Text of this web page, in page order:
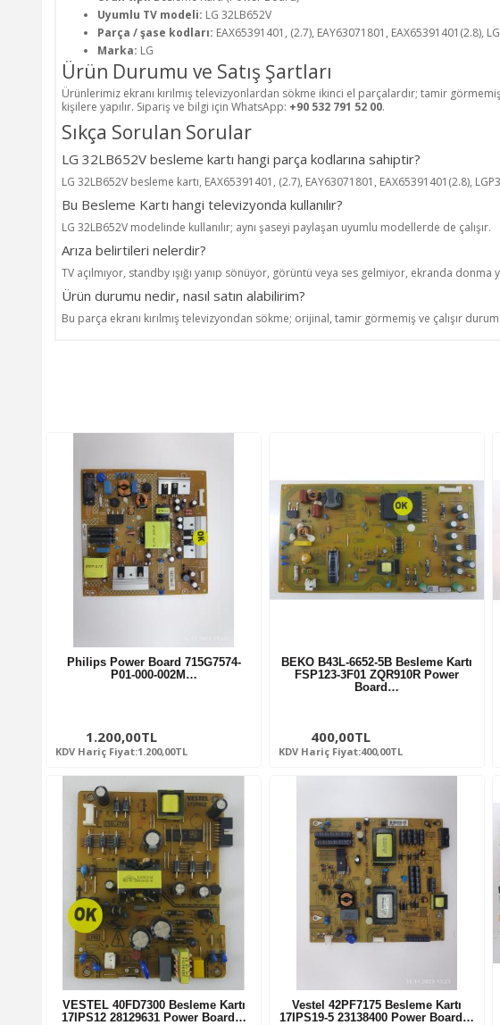
Uyumlu TV modeli: LG 32LB652V
Parça / şase kodları: EAX65391401, (2.7), EAY63071801, EAX65391401(2.8),
Marka: LG
Ürün Durumu ve Satış Şartları
Ürünlerimiz ekranı kırılmış televizyonlardan sökme ikinci el parçalardır; tamir
kişilere yapılır. Sipariş ve bilgi için WhatsApp: +90 532 791 52 00.
Sıkça Sorulan Sorular
LG 32LB652V besleme kartı hangi parça kodlarına sahiptir?
LG 32LB652V besleme kartı, EAX65391401, (2.7), EAY63071801, EAX65391401(2.8),
Bu Besleme Kartı hangi televizyonda kullanılır?
LG 32LB652V modelinde kullanılır; aynı şaseyi paylaşan uyumlu modellerde de çalışır.
Arıza belirtileri nelerdir?
TV açılmıyor, standby ışığı yanıp sönüyor, görüntü veya ses gelmiyor, ekranda
Ürün durumu nedir, nasıl satın alabilirim?
Bu parça ekranı kırılmış televizyondan sökme; orijinal, tamir görmemiş ve çalışır
Philips Power Board 715G7574-
P01-000-002M…
1.200,00TL
KDV Hariç Fiyat:1.200,00TL
BEKO B43L-6652-5B Besleme Kartı
FSP123-3F01 ZQR910R Power
Board…
400,00TL
KDV Hariç Fiyat:400,00TL
VESTEL 40FD7300 Besleme Kartı
17IPS12 28129631 Power Board…
Vestel 42PF7175 Besleme Kartı
17IPS19-5 23138400 Power Board…